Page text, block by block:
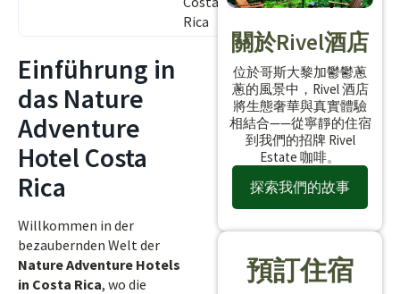
Rica
Einführung in
das Nature
Adventure
Hotel Costa
Rica
Willkommen in der
bezaubernden Welt der
Nature Adventure Hotels
in Costa Rica, wo die
關於Rivel酒店
位於哥斯大黎加鬱鬱蔥
蔥的風景中，Rivel 酒店
將生態奢華與真實體驗
相結合——從寧靜的住宿
到我們的招牌 Rivel
Estate 咖啡。
探索我們的故事
預訂住宿